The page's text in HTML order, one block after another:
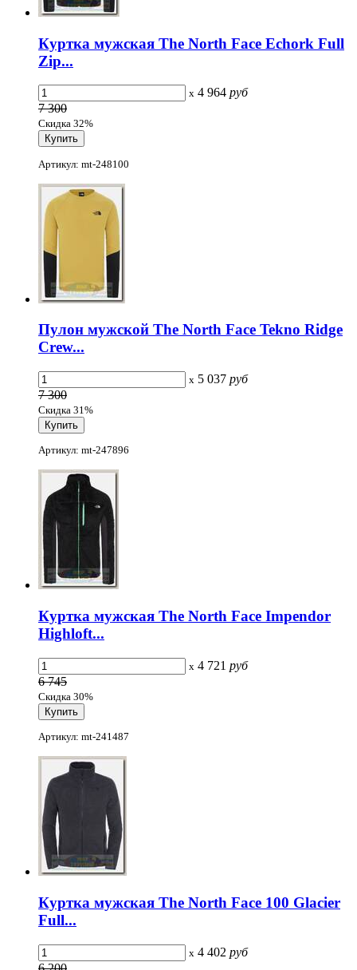
Куртка мужская The North Face Echork Full
Zip...
x 4 964 руб
7 300
Скидка 32%
Артикул: mt-248100
Пулон мужской The North Face Tekno Ridge
Crew...
x 5 037 руб
7 300
Скидка 31%
Артикул: mt-247896
Куртка мужская The North Face Impendor
Highloft...
x 4 721 руб
6 745
Скидка 30%
Артикул: mt-241487
Куртка мужская The North Face 100 Glacier
Full...
x 4 402 руб